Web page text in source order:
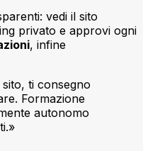
vedi il sito
privato e approvi ogni
, infine
ti consegno
Formazione
autonomo